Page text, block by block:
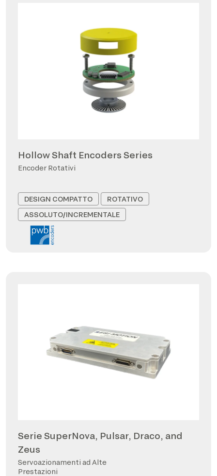
Hollow Shaft Encoders Series
Encoder Rotativi
DESIGN COMPATTO
ROTATIVO
ASSOLUTO/INCREMENTALE
Serie SuperNova, Pulsar, Draco, and
Zeus
Servoazionamenti ad Alte
Prestazioni